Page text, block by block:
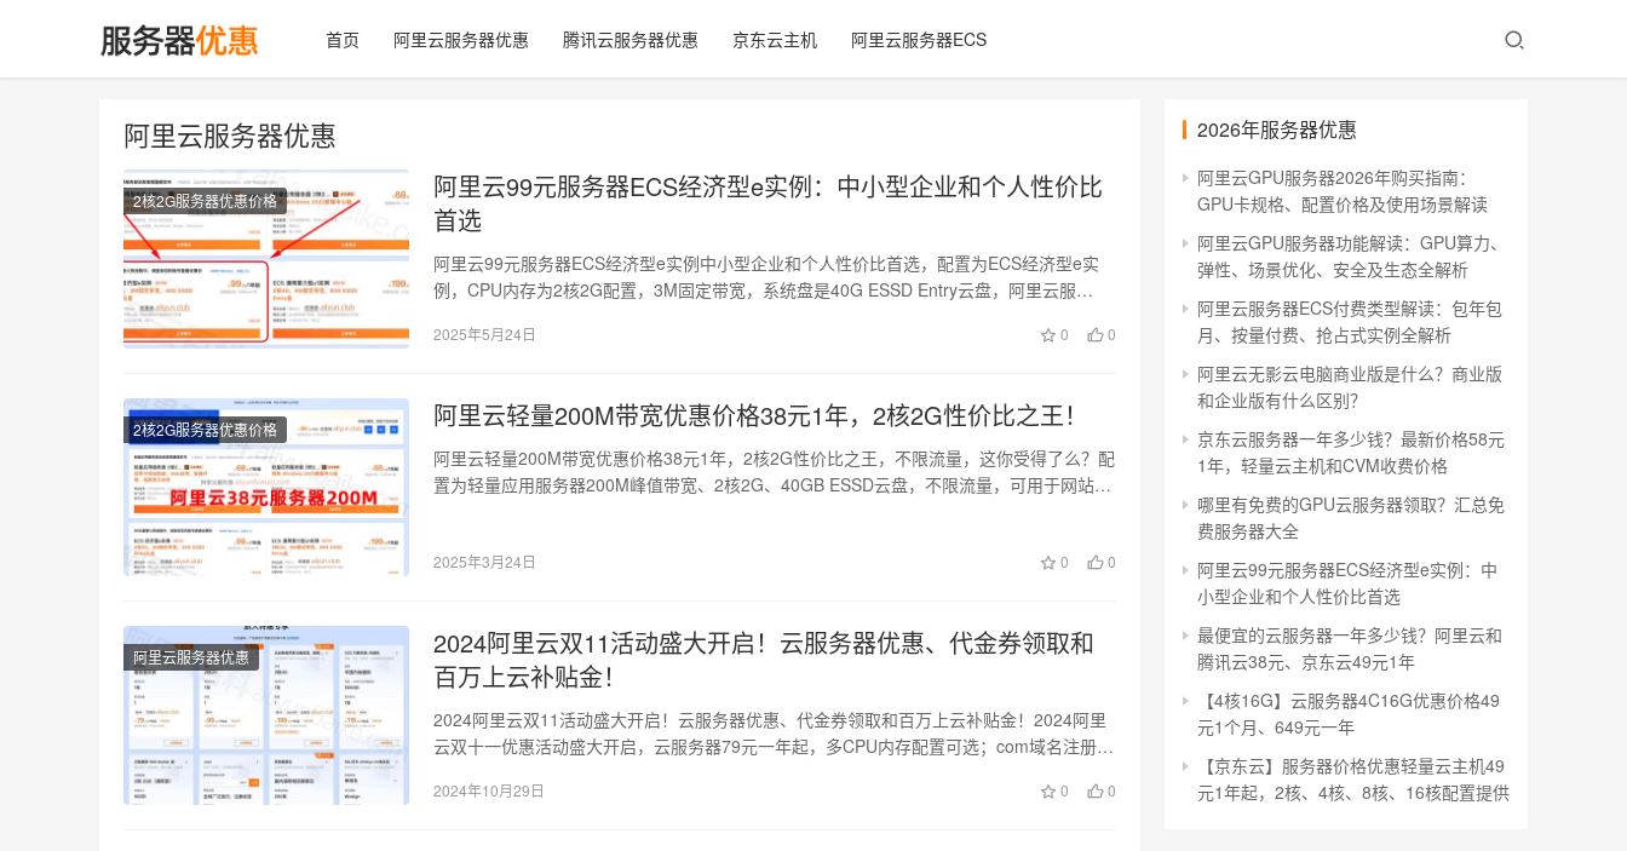
首页 阿里云服务器优惠 腾讯云服务器优惠 京东云主机 阿里云服务器ECS
阿里云服务器优惠
2核2G服务器优惠价格
阿里云99元服务器ECS经济型e实例：中小型企业和个人性价比
首选
阿里云99元服务器ECS经济型e实例中小型企业和个人性价比首选，配置为ECS经济型e实
例，CPU内存为2核2G配置，3M固定带宽，系统盘是40G ESSD Entry云盘，阿里云服…
2025年5月24日 0 0
2核2G服务器优惠价格 阿里云轻量200M带宽优惠价格38元1年，2核2G性价比之王！
阿里云轻量200M带宽优惠价格38元1年，2核2G性价比之王，不限流量，这你受得了么？配
置为轻量应用服务器200M峰值带宽、2核2G、40GB ESSD云盘，不限流量，可用于网站
2025年3月24日 0 0
阿里云服务器优惠
2024阿里云双11活动盛大开启！云服务器优惠、代金券领取和
百万上云补贴金！
2024阿里云双11活动盛大开启！云服务器优惠、代金券领取和百万上云补贴金！2024阿里
云双十一优惠活动盛大开启，云服务器79元一年起，多CPU内存配置可选；com域名注册1
2024年10月29日 0 0
2026年服务器优惠
阿里云GPU服务器2026年购买指南：
GPU卡规格、配置价格及使用场景解读
阿里云GPU服务器功能解读：GPU算力、
弹性、场景优化、安全及生态全解析
阿里云服务器ECS付费类型解读：包年包
月、按量付费、抢占式实例全解析
阿里云无影云电脑商业版是什么？商业版
和企业版有什么区别？
京东云服务器一年多少钱？最新价格58元
1年，轻量云主机和CVM收费价格
哪里有免费的GPU云服务器领取？汇总免
费服务器大全
阿里云99元服务器ECS经济型e实例：中
小型企业和个人性价比首选
最便宜的云服务器一年多少钱？阿里云和
腾讯云38元、京东云49元1年
【4核16G】云服务器4C16G优惠价格49
元1个月、649元一年
【京东云】服务器价格优惠轻量云主机49
元1年起，2核、4核、8核、16核配置提供